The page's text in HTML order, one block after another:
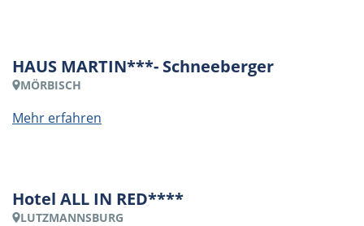
HAUS MARTIN***- Schneeberger
MÖRBISCH
Mehr erfahren
Hotel ALL IN RED****
LUTZMANNSBURG